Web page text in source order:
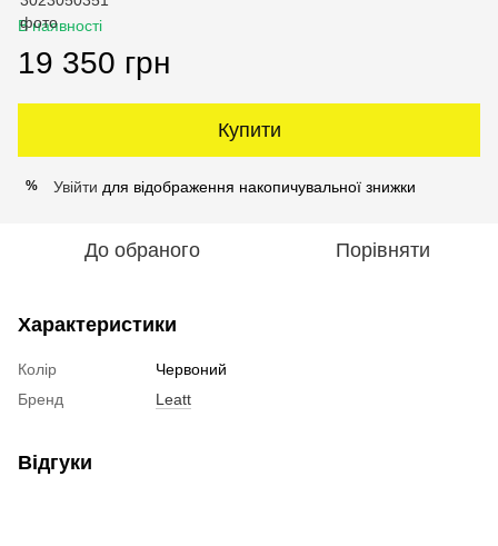
В наявності
19 350 грн
Купити
% Увійти для відображення накопичувальної знижки
До обраного Порівняти
Характеристики
Колір
Червоний
Бренд
Leatt
Відгуки